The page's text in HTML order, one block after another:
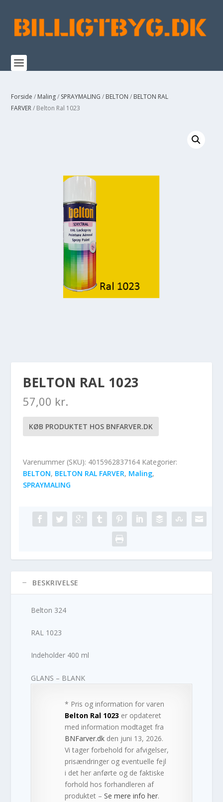
Forside / Maling/ SPRAYMALING / BELTON / BELTON RAL
FARVER/ Belton Ral 1023
BELTON RAL 1023
57,00 kr.
KØB PRODUKTET HOS BNFARVER.DK
Varenummer (SKU): 4015962837164 Kategorier:
BELTON, BELTON RAL FARVER, Maling,
SPRAYMALING
BESKRIVELSE
Belton 324
RAL 1023
Indeholder 400 ml
GLANS – BLANK
* Pris og information for varen
Belton Ral 1023 er opdateret
med information modtaget fra
BNFarver.dk den juni 13, 2026.
Vi tager forbehold for afvigelser,
prisændringer og eventuelle fejl
i det her anførte og de faktiske
forhold hos forhandleren af
produktet –Se mere info her.